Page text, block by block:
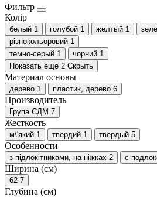
Фильтр
Колір
белый 1 голубой 1 желтый 1
різнокольоровий 1
темно-серый 1 чорний 1
Показать еще 2 Скрыть
Материал основы
дерево 1 пластик, дерево 6
Производитель
Група СДМ 7
Жесткость
м\'який 1 твердий 1 твердый 5
Особенности
з підлокітниками, на ніжках 2 с
Ширина (см)
62 7
Глубина (см)